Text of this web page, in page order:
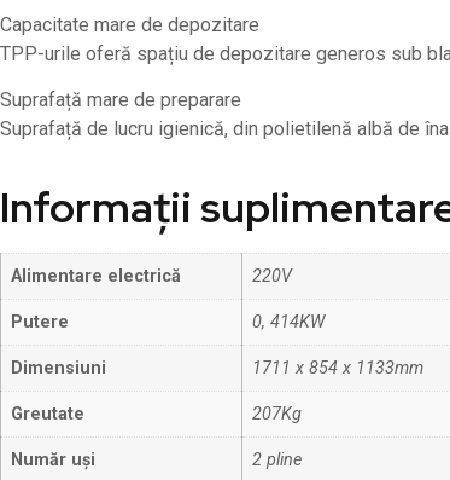
Capacitate mare de depozitare
TPP-urile oferă spațiu de depozitare generos sub
Suprafață mare de preparare
Suprafață de lucru igienică, din polietilenă albă de
Informații
Alimentare electrică 220V
Putere 0, 414KW
Dimensiuni 1711 x 854 x 1133mm
Greutate 207Kg
Număr uși 2 pline